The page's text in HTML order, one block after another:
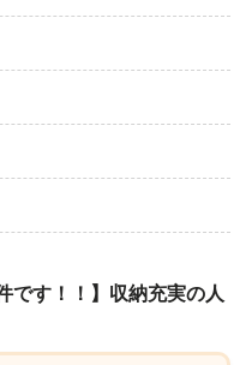
です！！】収納充実の人